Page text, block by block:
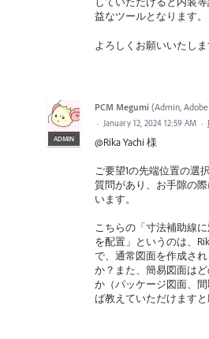
益なツールとなります。
よろしくお願いいたしま
ADMIN
PCM Megumi (Admin,
· January 12, 2024 12:59 AM ·
@Rika Yachi 様
ご要望1の先端位置の選
質問があり、お手隙の
います。
こちらの「寸法補助線
を配置」というのは、
で、通常図面を作成さ
か？また、簡易図面は
か（パッケージ図面、
ば教えていただけますと